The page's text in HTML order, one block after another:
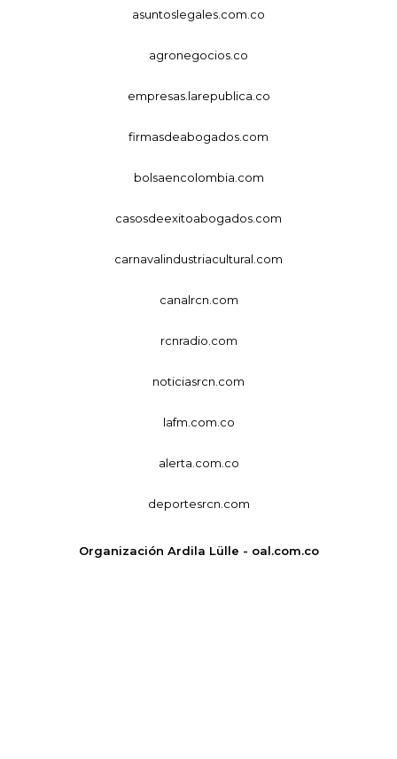
asuntoslegales.com.co
agronegocios.co
empresas.larepublica.co
firmasdeabogados.com
bolsaencolombia.com
casosdeexitoabogados.com
carnavalindustriacultural.com
canalrcn.com
rcnradio.com
noticiasrcn.com
lafm.com.co
alerta.com.co
deportesrcn.com
Organización Ardila Lülle - oal.com.co